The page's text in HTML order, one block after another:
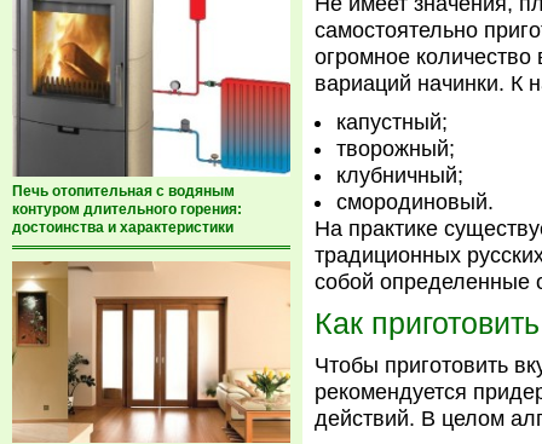
Печь отопительная с водяным
контуром длительного горения:
достоинства и характеристики
самостоятельно
огромное
вариаций начинки. К
капустный;
творожный;
клубничный;
смородиновый.
На практике
традиционных
собой определенные
Как приготовить
Чтобы приготовить
рекомендуется
действий. В целом